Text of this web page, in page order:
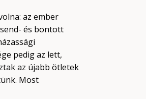
az ember
és bontott
pedig az lett,
az újabb ötletek
Most